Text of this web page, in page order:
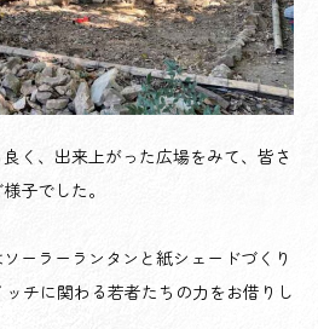
く、出来上がった広場をみて、皆さ
子でした。
ーラーランタンと紙シェードづくり
チに関わる若者たちの力をお借りし